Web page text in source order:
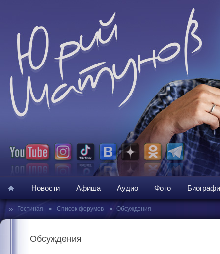
Новости Афиша Аудио Фото
» Гостиная • Список форумов • Обсуждения
Обсуждения